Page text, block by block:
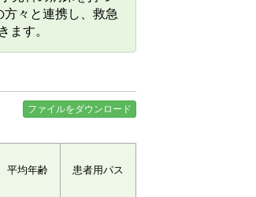
々と連携し、救急
ます。
ファイルをダウンロード
平均年齢 患者用パス